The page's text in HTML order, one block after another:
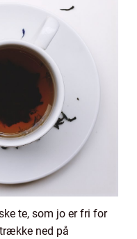
te, som jo er fri for
ned på